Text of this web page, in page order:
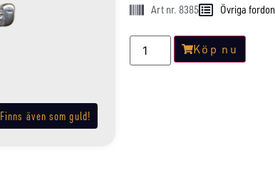
Finns även som guld!
Art nr. 8385 Övriga fordon
Köp nu